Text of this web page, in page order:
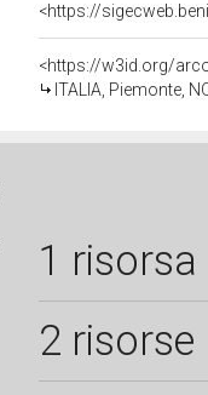
<https://
<https://w3id.org/
ITALIA, Piemonte,
1 risorsa
2 risorse